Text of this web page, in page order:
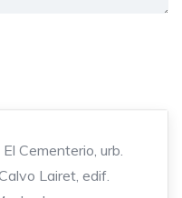
Cementerio, urb.
Lairet, edif.